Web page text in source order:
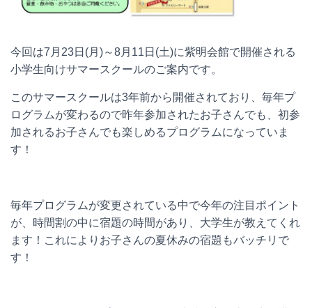
今回は7月23日(月)～8月11日(土)に紫明会館で開催される
小学生向けサマースクールのご案内です。
このサマースクールは3年前から開催されており、毎年プ
ログラムが変わるので昨年参加されたお子さんでも、初参
加されるお子さんでも楽しめるプログラムになっていま
す！
毎年プログラムが変更されている中で今年の注目ポイント
が、時間割の中に宿題の時間があり、大学生が教えてくれ
ます！これによりお子さんの夏休みの宿題もバッチリで
す！